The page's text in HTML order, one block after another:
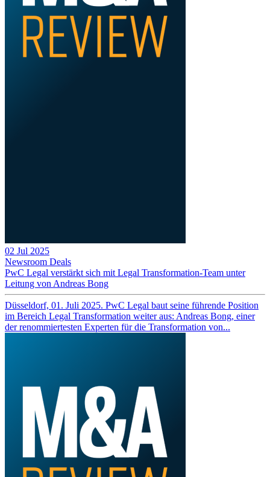
02 Jul 2025
Newsroom Deals
PwC Legal verstärkt sich mit Legal Transformation-Team unter
Leitung von Andreas Bong
Düsseldorf, 01. Juli 2025. PwC Legal baut seine führende Position
im Bereich Legal Transformation weiter aus: Andreas Bong, einer
der renommiertesten Experten für die Transformation von...